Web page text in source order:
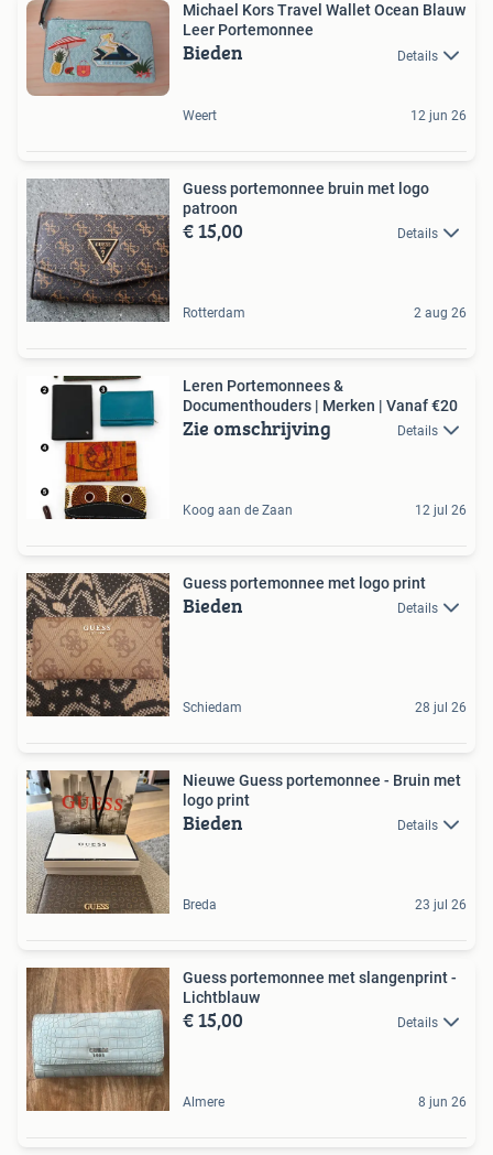
Michael Kors Travel Wallet Ocean Blauw
Leer Portemonnee
Bieden Details
Weert 12 jun 26
Guess portemonnee bruin met logo
patroon
€ 15,00 Details
Rotterdam 2 aug 26
Leren Portemonnees &
Documenthouders | Merken | Vanaf €20
Zie omschrijving Details
Koog aan de Zaan 12 jul 26
Guess portemonnee met logo print
Bieden Details
Schiedam 28 jul 26
Nieuwe Guess portemonnee - Bruin met
logo print
Bieden Details
Breda 23 jul 26
Guess portemonnee met slangenprint -
Lichtblauw
€ 15,00 Details
Almere 8 jun 26